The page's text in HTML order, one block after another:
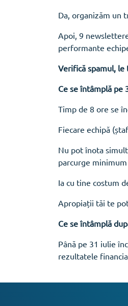
Da, organizăm un
Apoi, 9
performante
Verifică spamul,
Ce se întâmplă pe
Timp de 8 ore se
Fiecare echipă
Nu pot înota
parcurge
Ia cu tine costum
Apropiații tăi te
Ce se întâmplă
Până pe 31 iulie
rezultatele